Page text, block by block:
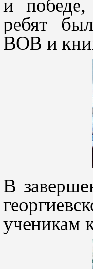
и
ребят
ВОВ и
В
ученикам